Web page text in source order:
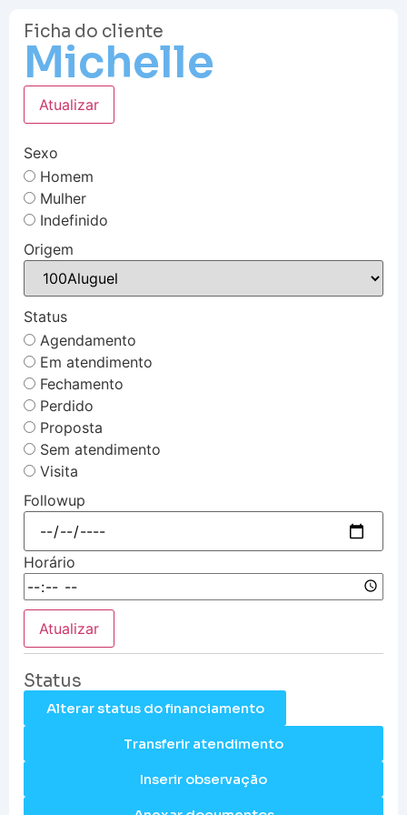
Ficha do cliente
Michelle
Atualizar
Sexo
Homem
Mulher
Indefinido
Origem
Status
Agendamento
Em atendimento
Fechamento
Perdido
Proposta
Sem atendimento
Visita
Followup
Horário
Atualizar
Status
Alterar status do financiamento
Transferir atendimento
Inserir observação